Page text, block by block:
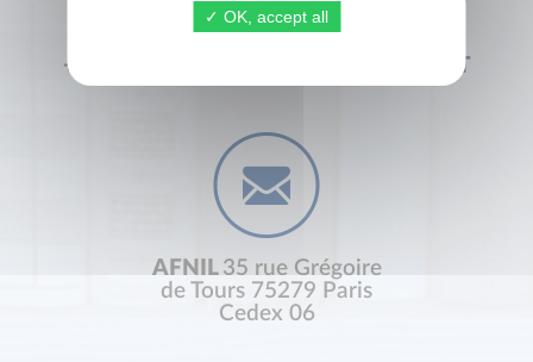
+33 (0) 1 44 41 29 19 CONTACT
AFNIL 35 rue Grégoire
de Tours 75279 Paris
Cedex 06
OK, accept all